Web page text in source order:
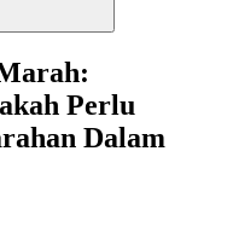
Perlu
Dalam